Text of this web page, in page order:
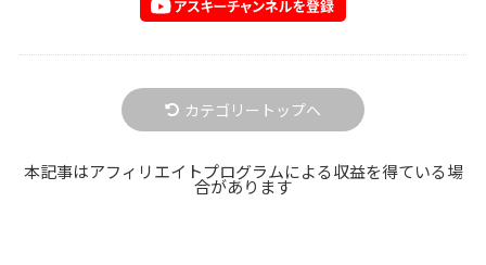
カテゴリートップへ
本記事はアフィリエイトプログラムによる収益を得ている場
合があります